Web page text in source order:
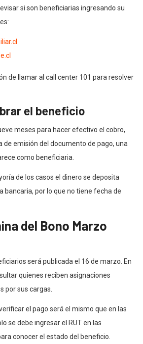
si son beneficiarias ingresando su
de llamar al call center 101 para resolver
el beneficio
meses para hacer efectivo el cobro,
de emisión del documento de pago, una
como beneficiaria.
de los casos el dinero se deposita
por lo que no tiene fecha de
del Bono Marzo
será publicada el 16 de marzo. En
quienes reciben asignaciones
por sus cargas.
el pago será el mismo que en las
se debe ingresar el RUT en las
conocer el estado del beneficio.